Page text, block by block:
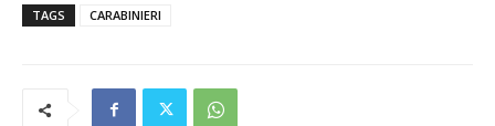
TAGS CARABINIERI